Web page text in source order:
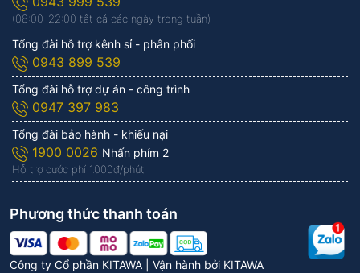
(08:00-22:00 tất cả các ngày trong tuần)
Tổng đài hỗ trợ kênh sỉ - phân phối
0943 899 539
Tổng đài hỗ trợ dự án - công trình
0947 397 983
Tổng đài bảo hành - khiếu nại
1900 0026 Nhấn phím 2
Hỗ trợ cước phí 1.000đ/phút
Công ty Cổ phần KITAWA | Vận hành bởi KITAWA
Phương thức thanh toán